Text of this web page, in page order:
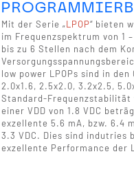
Mit der Serie „LPOP“ bieten
im Frequenzspektrum von 1
bis zu 6 Stellen nach dem
low power LPOPs sind in
2.0x1.6, 2.5x2.0, 3.2x2.5,
Standard-Frequenzstabilität
einer VDD von 1.8 VDC
exzellente 5.6 mA, bzw. 6.4
3.3 VDC. Dies sind indutries
exzellente Performance der